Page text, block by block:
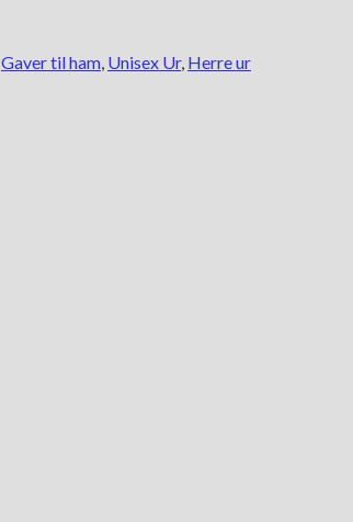
Gaver til ham, Unisex Ur, Herre ur